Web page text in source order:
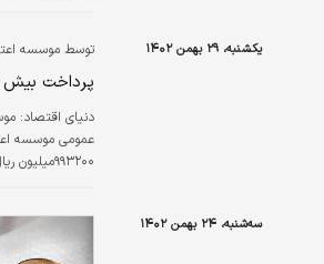
یکشنبه، ۲۹ بهمن ۱۴۰۲ توسط موسسه
پرداخت بیش از ۹۳۰میلیارد ریال وام قرض‌الحسنه ازدواج و
دنیای اقتصاد:
عمومی موسسه
سه‌شنبه، ۲۴ بهمن ۱۴۰۲